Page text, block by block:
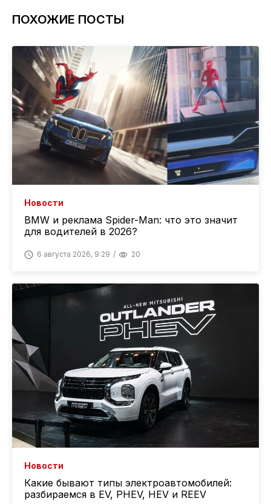
ПОХОЖИЕ ПОСТЫ
Новости
BMW и реклама Spider-Man: что это значит
для водителей в 2026?
6 августа 2026, 9:29 20
Новости
Какие бывают типы электроавтомобилей:
разбираемся в EV, PHEV, HEV и REEV